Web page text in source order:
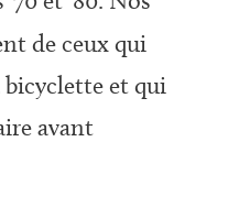
de ceux qui
bicyclette et qui
avant